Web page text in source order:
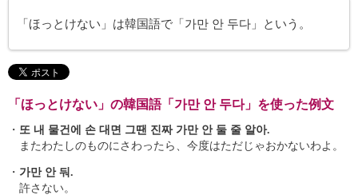
「ほっとけない」は韓国語で「가만 안 두다」という。
「ほっとけない」の韓国語「가만 안 두다」を使った例文
・ 또 내 물건에 손 대면 그땐 진짜 가만 안 둘 줄 알아.
またわたしのものにさわったら、今度はただじゃおかないわよ。
・ 가만 안 둬.
許さない。